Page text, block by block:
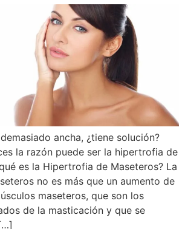
ancha, ¿tiene solución?
la razón puede ser la hipertrofia de
es la Hipertrofia de Maseteros? La
no es más que un aumento de
maseteros, que son los
de la masticación y que se